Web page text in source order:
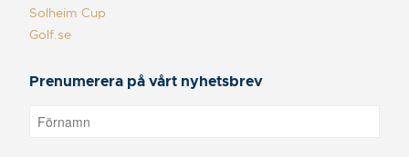
Solheim Cup
Golf.se
Prenumerera på vårt nyhetsbrev